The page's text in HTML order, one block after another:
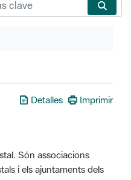
Detalles Imprimir
Són associacions
i els ajuntaments dels